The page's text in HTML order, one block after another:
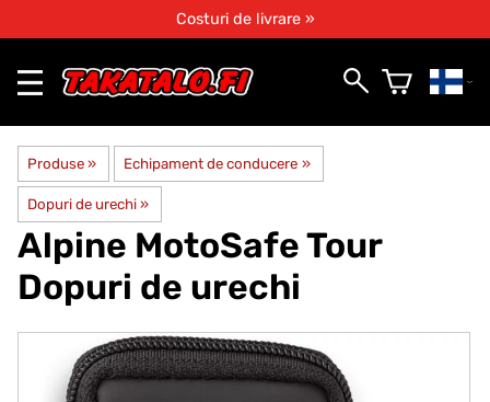
Costuri de livrare »
Produse ‪» Echipament de conducere ‪»
Dopuri de urechi ‪»
Alpine MotoSafe Tour
Dopuri de urechi